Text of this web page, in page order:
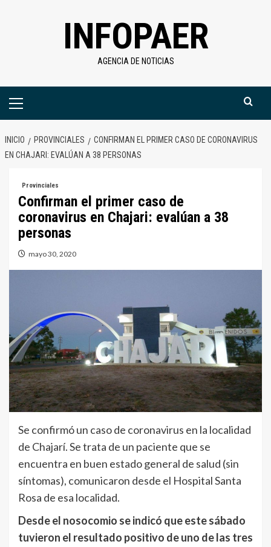
INFOPAER
AGENCIA DE NOTICIAS
Menú
INICIO PROVINCIALES
CONFIRMAN EL PRIMER CASO DE CORONAVIRUS
EN CHAJARI: EVALÚAN A 38 PERSONAS
Provinciales
Confirman el primer caso de
coronavirus en Chajari: evalúan a 38
personas
mayo 30, 2020
Se confirmó un caso de coronavirus en la localidad
de Chajarí. Se trata de un paciente que se
encuentra en buen estado general de salud (sin
síntomas), comunicaron desde el Hospital Santa
Rosa de esa localidad.
Desde el nosocomio se indicó que este sábado
tuvieron el resultado positivo de uno de las tres